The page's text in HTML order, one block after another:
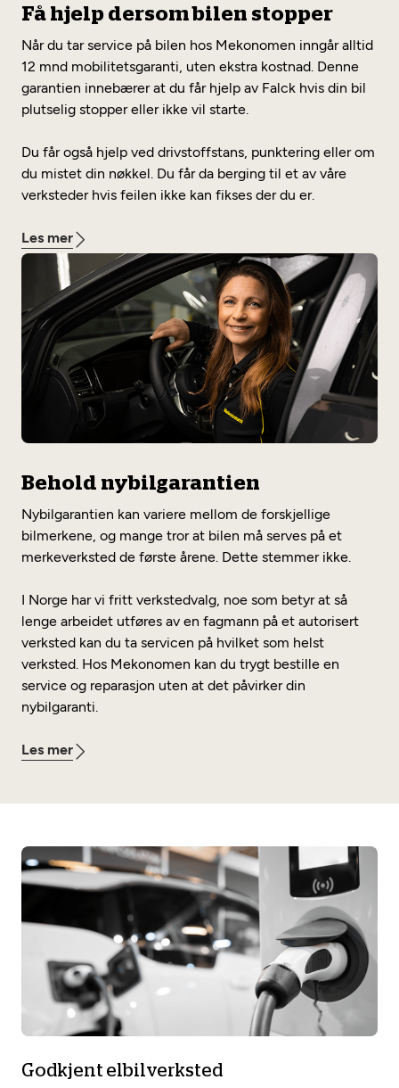
Få hjelp dersom bilen stopper
Når du tar service på bilen hos Mekonomen inngår alltid
12 mnd mobilitetsgaranti, uten ekstra kostnad. Denne
garantien innebærer at du får hjelp av Falck hvis din bil
plutselig stopper eller ikke vil starte.
Du får også hjelp ved drivstoffstans, punktering eller om
du mistet din nøkkel. Du får da berging til et av våre
verksteder hvis feilen ikke kan fikses der du er.
Les mer
Behold nybilgarantien
Nybilgarantien kan variere mellom de forskjellige
bilmerkene, og mange tror at bilen må serves på et
merkeverksted de første årene. Dette stemmer ikke.
I Norge har vi fritt verkstedvalg, noe som betyr at så
lenge arbeidet utføres av en fagmann på et autorisert
verksted kan du ta servicen på hvilket som helst
verksted. Hos Mekonomen kan du trygt bestille en
service og reparasjon uten at det påvirker din
nybilgaranti.
Les mer
Godkjent elbilverksted